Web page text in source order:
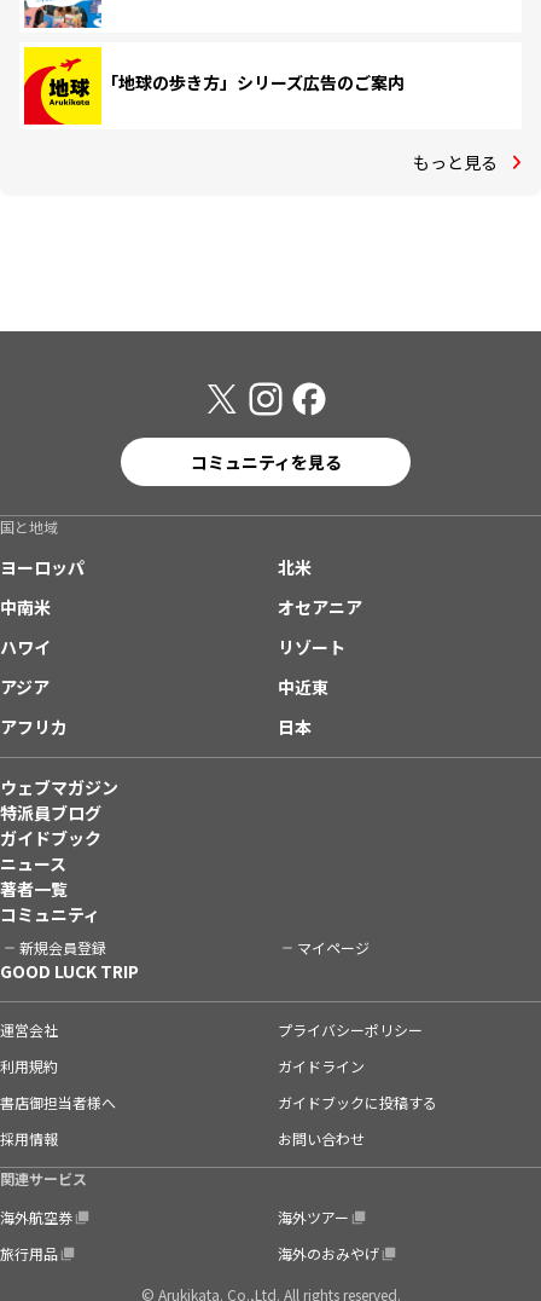
「地球の歩き方」シリーズ広告のご案内
もっと見る
コミュニティを見る
国と地域
ヨーロッパ
北米
中南米
オセアニア
ハワイ
リゾート
アジア
中近東
アフリカ
日本
ウェブマガジン
特派員ブログ
ガイドブック
ニュース
著者一覧
コミュニティ
新規会員登録 マイページ
GOOD LUCK TRIP
運営会社
プライバシーポリシー
利用規約
ガイドライン
書店御担当者様へ
ガイドブックに投稿する
採用情報
お問い合わせ
関連サービス
海外航空券
海外ツアー
旅行用品
海外のおみやげ
© Arukikata. Co.,Ltd. All rights reserved.